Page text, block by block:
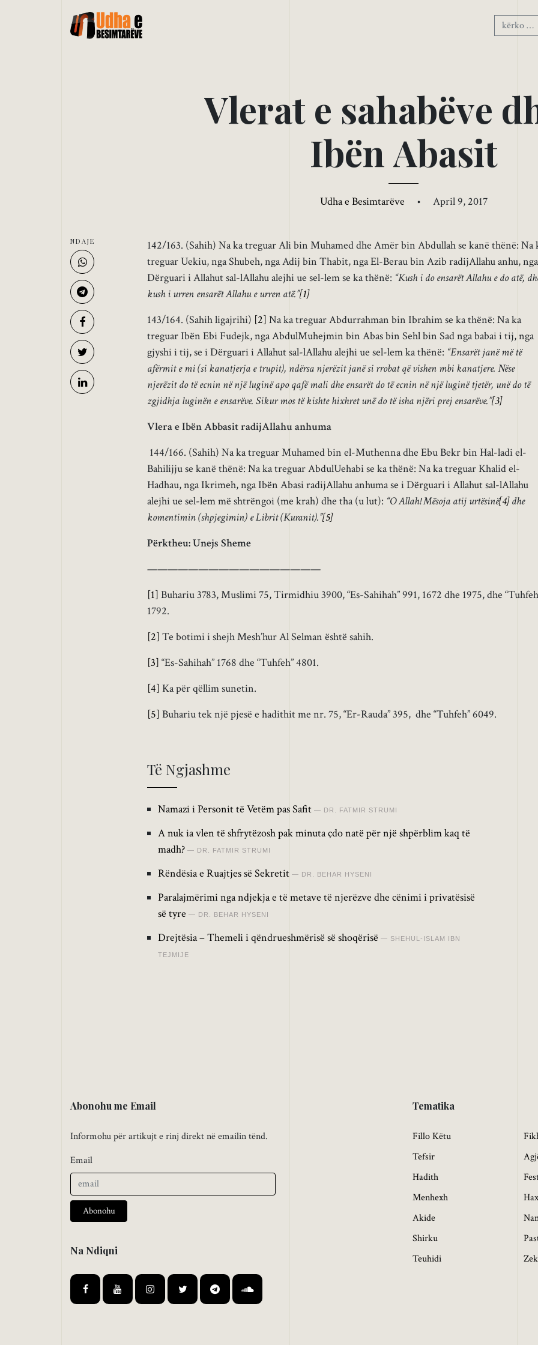
Vlerat e sahabëve d
Ibën Abasit
Udha e Besimtarëve • April 9, 2017
142/163. (Sahih) Na ka treguar Ali bin Muhamed dhe Amër bin Abdullah se kanë thënë: Na
treguar Uekiu, nga Shubeh, nga Adij bin Thabit, nga El-Berau bin Azib radijAllahu anhu,
Dërguari i Allahut sal-lAllahu alejhi ue sel-lem se ka thënë: “Kush i do ensarët Allahu e do atë,
kush i urren ensarët Allahu e urren atë.”[1]
143/164. (Sahih ligajrihi) [2] Na ka treguar Abdurrahman bin Ibrahim se ka thënë: Na ka
treguar Ibën Ebi Fudejk, nga AbdulMuhejmin bin Abas bin Sehl bin Sad nga babai i tij, nga
gjyshi i tij, se i Dërguari i Allahut sal-lAllahu alejhi ue sel-lem ka thënë: “Ensarët janë më të
afërmit e mi (si kanatjerja e trupit), ndërsa njerëzit janë si rrobat që vishen mbi kanatjere. Nëse
njerëzit do të ecnin në një luginë apo qafë mali dhe ensarët do të ecnin në një luginë tjetër, unë do të
zgjidhja luginën e ensarëve. Sikur mos të kishte hixhret unë do të isha njëri prej ensarëve.”[3]
Vlera e Ibën Abbasit radijAllahu anhuma
144/166. (Sahih) Na ka treguar Muhamed bin el-Muthenna dhe Ebu Bekr bin Hal-ladi el-
Bahilijju se kanë thënë: Na ka treguar AbdulUehabi se ka thënë: Na ka treguar Khalid el-
Hadhau, nga Ikrimeh, nga Ibën Abasi radijAllahu anhuma se i Dërguari i Allahut sal-lAllahu
alejhi ue sel-lem më shtrëngoi (me krah) dhe tha (u lut): “O Allah! Mësoja atij urtësinë[4]dhe
komentimin (shpjegimin) e Librit (Kuranit).”[5]
Përktheu: Unejs Sheme
—————————————————
[1] Buhariu 3783, Muslimi 75, Tirmidhiu 3900, “Es-Sahihah” 991, 1672 dhe 1975, dhe
1792.
[2] Te botimi i shejh Mesh’hur Al Selman është sahih.
[3] “Es-Sahihah” 1768 dhe “Tuhfeh” 4801.
[4] Ka për qëllim sunetin.
[5] Buhariu tek një pjesë e hadithit me nr. 75, “Er-Rauda” 395, dhe “Tuhfeh” 6049.
Të Ngjashme
Namazi i Personit të Vetëm pas Safit DR. FATMIR STRUMI
A nuk ia vlen të shfrytëzosh pak minuta çdo natë për një shpërblim kaq të
madh?
DR. FATMIR STRUMI
Rëndësia e Ruajtjes së Sekretit DR. BEHAR HYSENI
Paralajmërimi nga ndjekja e të metave të njerëzve dhe cënimi i privatësisë
së tyre
DR. BEHAR HYSENI
Drejtësia – Themeli i qëndrueshmërisë së shoqërisë SHEHUL-ISLAM IBN
TEJMIJE
NDAJE
Abonohu me Email
Informohu për artikujt e rinj direkt në emailin tënd.
Email
Abonohu
Na Ndiqni
Tematika
Fillo Këtu
Tefsir
Hadith
Menhexh
Akide
Shirku
Teuhidi